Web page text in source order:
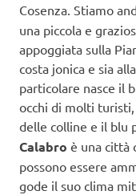
Cosenza. Stiamo
una piccola e
appoggiata sulla
costa jonica e sia
particolare nasce il
occhi di molti
delle colline e il blu
Calabro è una città
possono essere
gode il suo clima